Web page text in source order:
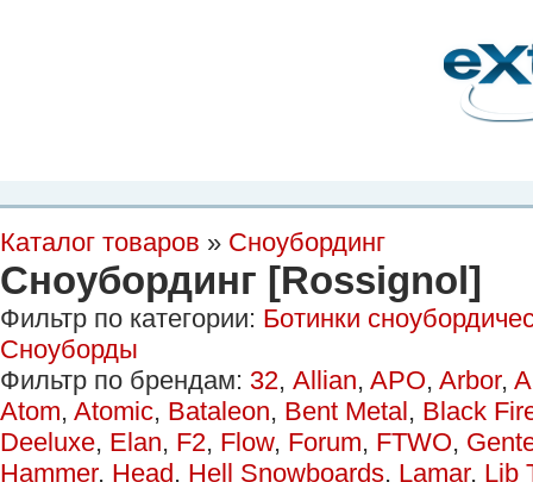
Каталог товаров » Сноубординг
Сноубординг [Rossignol]
Фильтр по категории: Ботинки
Сноуборды
Фильтр по брендам: 32, Allian, APO, Arbor,
Atom, Atomic, Bataleon, Bent Metal, Black
Deeluxe, Elan, F2, Flow, Forum, FTWO,
Hammer, Head, Hell Snowboards, Lamar, Lib